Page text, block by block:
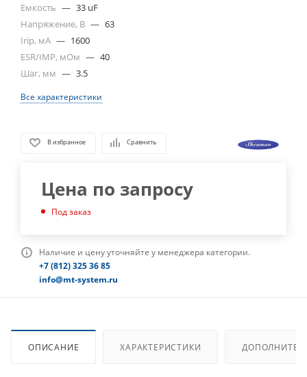
Емкость — 33 uF
Напряжение, В — 63
Irip, мА — 1600
ESR/IMP, мОм — 40
Шаг, мм — 3.5
Все характеристики
В избранное Сравнить
Цена по запросу
Под заказ
Наличие и цену уточняйте у менеджера категории.
+7 (812) 325 36 85
info@mt-system.ru
ОПИСАНИЕ ХАРАКТЕРИСТИКИ